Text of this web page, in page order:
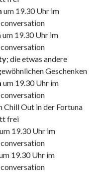
um 19.30 Uhr im
um 19.30 Uhr im
; die etwas andere
Geschenken
um 19.30 Uhr im
Chill Out in der Fortuna
frei
um 19.30 Uhr im
19.30 Uhr im